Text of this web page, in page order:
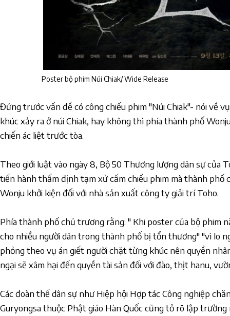
Poster bộ phim Núi Chiak/ Wide Release
Đứng trước vấn đề có công chiếu phim "Núi Chiak"- nói về
khúc xảy ra ở núi Chiak, hay không thì phía thành phố
chiến ác liệt trước tòa.
Theo giới luật vào ngày 8, Bộ 50 Thương lượng dân sự của
tiến hành thẩm định tạm xử cấm chiếu phim mà thành phố
Wonju khởi kiện đối với nhà sản xuất công ty giải trí Toho.
Phía thành phố chủ trương rằng: " Khi poster của bộ phim
cho nhiều người dân trong thành phố bị tổn thương" "vì lo
phỏng theo vụ án giết người chặt từng khúc nên quyền
ngại sẽ xâm hại đến quyền tài sản đối với đào, thịt hanu,
Các đoàn thể dân sự như Hiệp hội Hợp tác Công nghiệp
Guryongsa thuộc Phật giáo Hàn Quốc cũng tỏ rõ lập trường